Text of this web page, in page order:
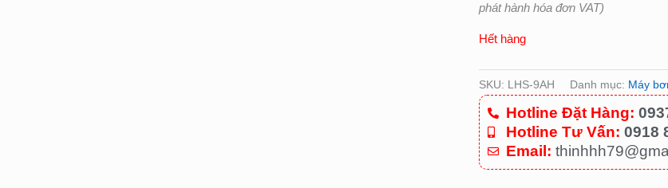
phát hành hóa đơn VAT)
Hết hàng
SKU: LHS-9AH Danh mục: Máy
Hotline Đặt Hàng:
Hotline Tư Vấn: 0918
Email: